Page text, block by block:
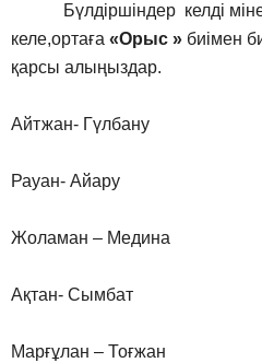
Бүлдіршіндер келді міне
келе,ортаға «Орыс » биімен
қарсы алыңыздар.
Айтжан- Гүлбану
Рауан- Айару
Жоламан – Медина
Ақтан- Сымбат
Марғұлан – Тоғжан